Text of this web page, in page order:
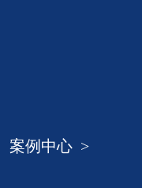
案例中心 >